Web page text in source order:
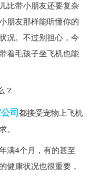
比带小朋友还要复杂
朋友那样能听懂你的
况。不过别担心，今
着毛孩子坐飞机也能
？
司都接受宠物上飞机
满4个月，有的甚至
健康状况也很重要，